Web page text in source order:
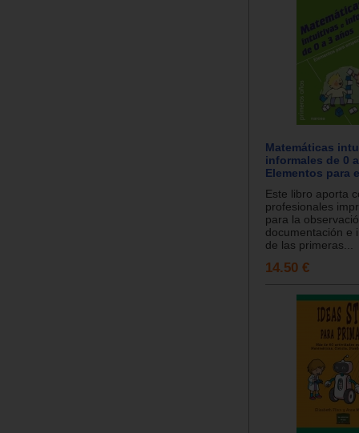
Matemáticas
informales de 0
Elementos para
Este libro aporta
profesionales
para la
documentación e
de las primeras...
14.50 €